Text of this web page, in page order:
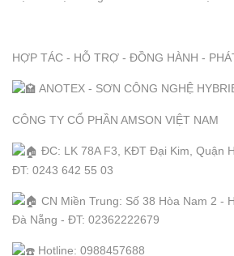
HỢP TÁC - HỖ TRỢ - ĐỒNG HÀNH -
ANOTEX - SƠN CÔNG NGHỆ
CÔNG TY CỔ PHẦN AMSON VIỆT NAM
ĐC: LK 78A F3, KĐT Đại Kim, Quận
ĐT: 0243 642 55 03
CN Miền Trung: Số 38 Hòa Nam 2 -
Đà Nẵng - ĐT: 02362222679
Hotline: 0988457688